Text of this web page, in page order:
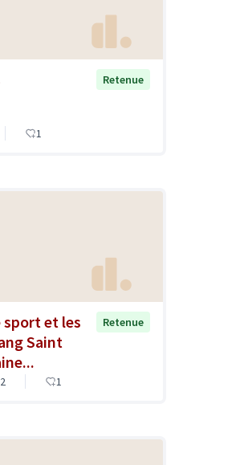
Retenue
1
sport et les
Saint
Retenue
2 1